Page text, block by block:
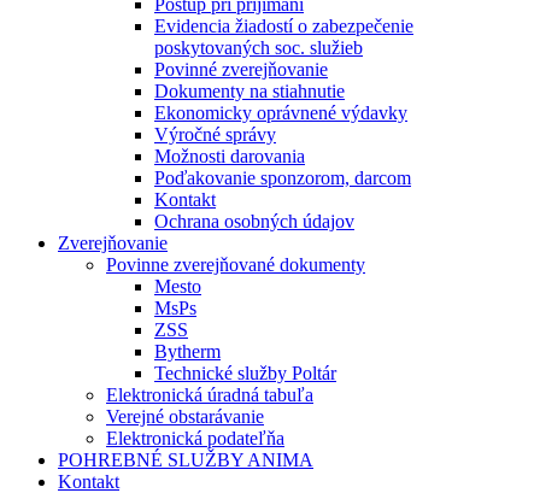
Postup pri prijímaní
Evidencia žiadostí o zabezpečenie
poskytovaných soc. služieb
Povinné zverejňovanie
Dokumenty na stiahnutie
Ekonomicky oprávnené výdavky
Výročné správy
Možnosti darovania
Poďakovanie sponzorom, darcom
Kontakt
Ochrana osobných údajov
Zverejňovanie
Povinne zverejňované dokumenty
Mesto
MsPs
ZSS
Bytherm
Technické služby Poltár
Elektronická úradná tabuľa
Verejné obstarávanie
Elektronická podateľňa
POHREBNÉ SLUŽBY ANIMA
Kontakt